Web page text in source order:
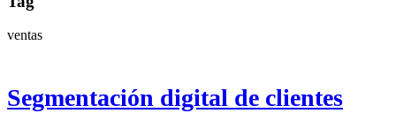
ventas
Segmentación digital de clientes